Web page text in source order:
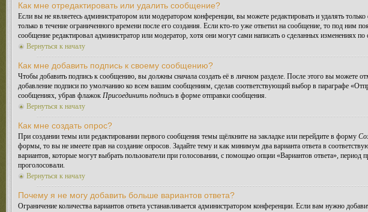
Как мне отредактировать или удалить сообщение?
Если вы не являетесь администратором или модератором конференции, вы можете редактировать и удалять
только в течение ограниченного времени после его создания. Если кто-то уже ответил на сообщение, то под ним
сообщение редактировал администратор или модератор, хотя они могут сами написать о сделанных изменениях
Вернуться к началу
Как мне добавить подпись к своему сообщению?
Чтобы добавить подпись к сообщению, вы должны сначала создать её в личном разделе. После этого вы можете
добавление подписи по умолчанию ко всем вашим сообщениям, сделав соответствующий выбор в параграфе
сообщениях, убрав флажок Присоединить подпись в форме отправки сообщения.
Вернуться к началу
Как мне создать опрос?
При создании темы или редактировании первого сообщения темы щёлкните на закладке или перейдите в форму
формы, то вы не имеете прав на создание опросов. Задайте тему и как минимум два варианта ответа в
вариантов, которые могут выбрать пользователи при голосовании, с помощью опции «Вариантов ответа»,
проголосовали.
Вернуться к началу
Почему я не могу добавить больше вариантов ответа?
Ограничение количества вариантов ответа устанавливается администратором конференции. Если вам нужно